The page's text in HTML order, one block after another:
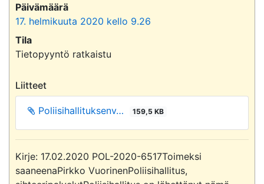
Päivämäärä
17. helmikuuta 2020 kello 9.26
Tila
Tietopyyntö ratkaistu
Liitteet
Poliisihallituksenv… 159,5 KB
Kirje: 17.02.2020 POL-2020-6517Toimeksi
saaneenaPirkko VuorinenPoliisihallitus,